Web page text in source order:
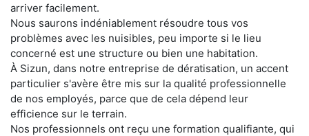
arriver facilement.
Nous saurons indéniablement résoudre tous vos
problèmes avec les nuisibles, peu importe si le lieu
concerné est une structure ou bien une habitation.
À Sizun, dans notre entreprise de dératisation, un accent
particulier s'avère être mis sur la qualité professionnelle
de nos employés, parce que de cela dépend leur
efficience sur le terrain.
Nos professionnels ont reçu une formation qualifiante, qui